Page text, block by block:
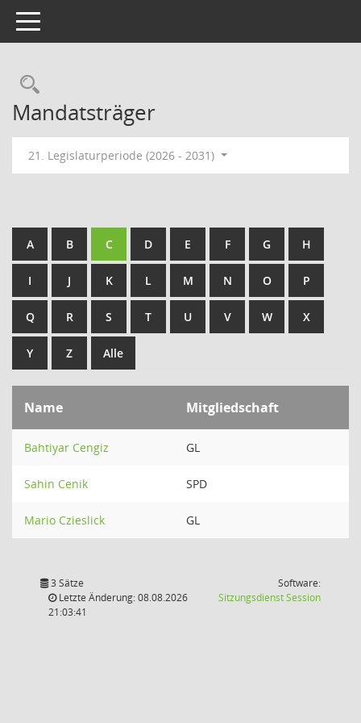
Toggle navigation
Rechercheauswahl
Mandatsträger
21. Legislaturperiode (2026 - 2031)
A B C D E F G H
I J K L M N O P
Q R S T U V W X
Y Z Alle
Name Mitgliedschaft
Bahtiyar Cengiz GL
Sahin Cenik SPD
Mario Czieslick GL
3 Sätze
Letzte Änderung: 08.08.2026
21:03:41
Software:
SitzungsdienstSession(Wird in